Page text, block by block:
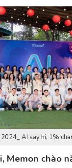
2024_ AI say hi, 1%
Memon chào